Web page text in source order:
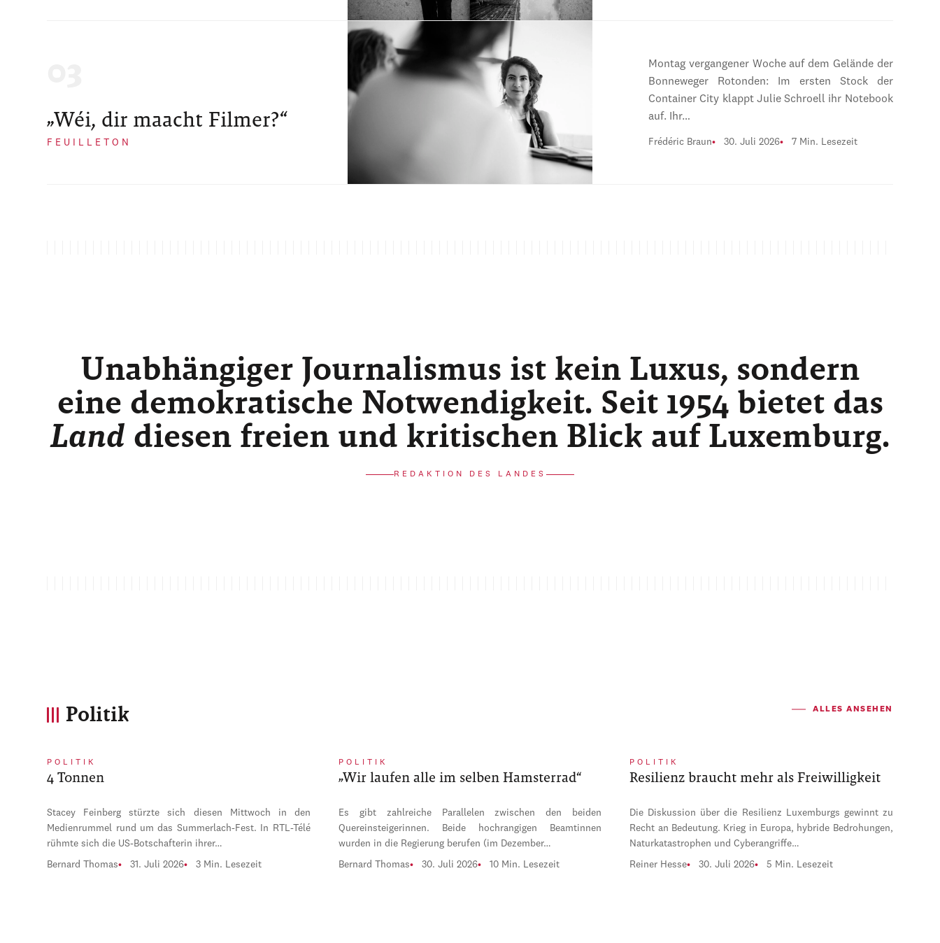
„Wéi, dir maacht Filmer?“
FEUILLETON
Montag vergangener Woche auf dem Gelände der
Bonneweger Rotonden: Im ersten Stock der
Container City klappt Julie Schroell ihr Notebook
auf. Ihr…
Frédéric Braun 30. Juli 2026 7 Min. Lesezeit
Unabhängiger Journalismus ist kein Luxus, sondern
eine demokratische Notwendigkeit. Seit 1954 bietet das
Land diesen freien und kritischen Blick auf Luxemburg.
REDAKTION DES LANDES
Politik ALLES ANSEHEN
POLITIK
4 Tonnen
Stacey Feinberg stürzte sich diesen Mittwoch in den
Medienrummel rund um das Summerlach-Fest. In RTL-Télé
rühmte sich die US-Botschafterin ihrer…
Bernard Thomas 31. Juli 2026 3 Min. Lesezeit
POLITIK
„Wir laufen alle im selben Hamsterrad“
Es gibt zahlreiche Parallelen zwischen den beiden
Quereinsteigerinnen. Beide hochrangigen Beamtinnen
wurden in die Regierung berufen (im Dezember…
Bernard Thomas 30. Juli 2026 10 Min. Lesezeit
POLITIK
Resilienz braucht mehr als Freiwilligkeit
Die Diskussion über die Resilienz Luxemburgs gewinnt zu
Recht an Bedeutung. Krieg in Europa, hybride Bedrohungen,
Naturkatastrophen und Cyberangriffe…
Reiner Hesse 30. Juli 2026 5 Min. Lesezeit